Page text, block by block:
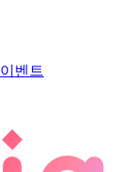
이벤트